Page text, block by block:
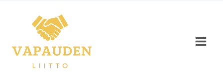
sisältöön